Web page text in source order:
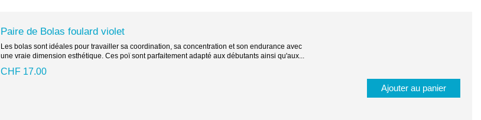
Paire de Bolas foulard violet
Les bolas sont idéales pour travailler sa coordination, sa concentration et son endurance avec
une vraie dimension esthétique. Ces poï sont parfaitement adapté aux débutants ainsi qu'aux...
CHF 17.00
Ajouter au panier